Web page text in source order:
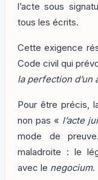
l’acte sous
tous les écrits.
Cette exigence
Code civil qui
la perfection d’un
Pour être précis,
non pas « l’acte
mode de
maladroite : le
avec le negocium.